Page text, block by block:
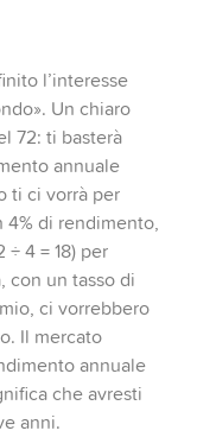
l’interesse
Un chiaro
72: ti basterà
annuale
ti ci vorrà per
di rendimento,
4 = 18) per
con un tasso di
ci vorrebbero
Il mercato
annuale
che avresti
anni.